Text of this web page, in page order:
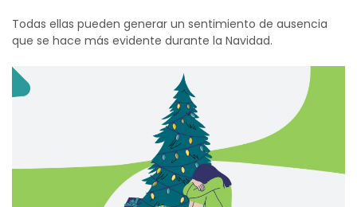
Todas ellas pueden generar un sentimiento de ausencia
que se hace más evidente durante la Navidad.